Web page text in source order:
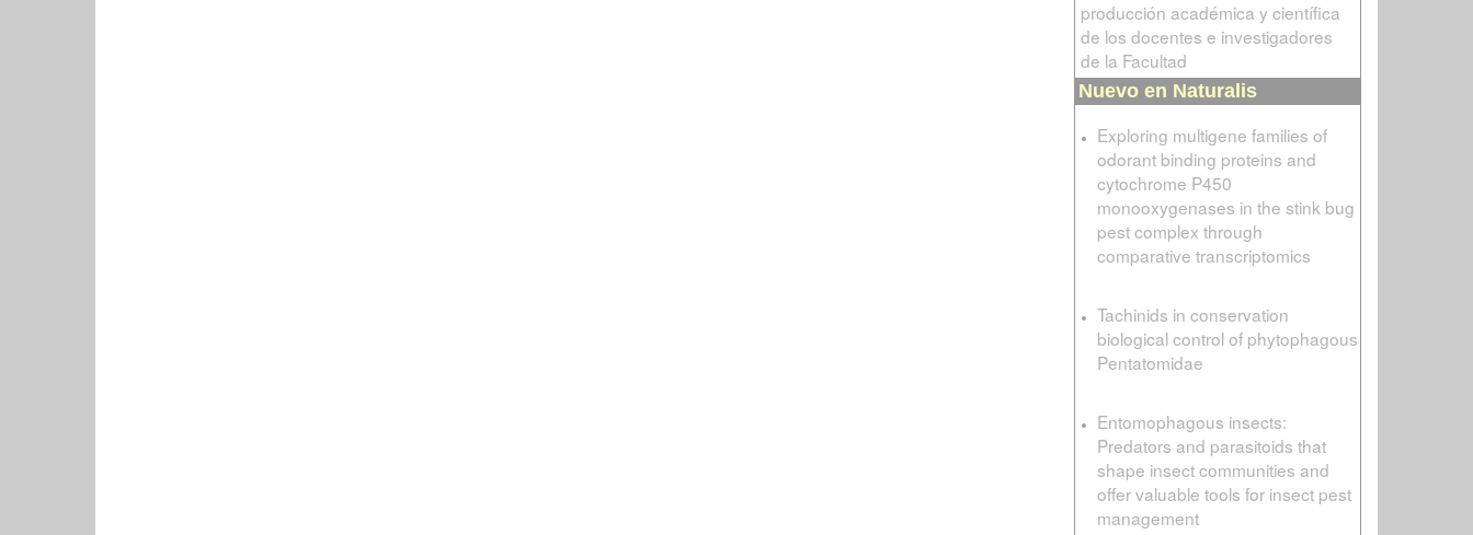
producción académica y científica
de los docentes e investigadores
de la Facultad
Nuevo en Naturalis
Exploring multigene families of
odorant binding proteins and
cytochrome P450
monooxygenases in the stink bug
pest complex through
comparative transcriptomics
Tachinids in conservation
biological control of phytophagous
Pentatomidae
Entomophagous insects:
Predators and parasitoids that
shape insect communities and
offer valuable tools for insect pest
management